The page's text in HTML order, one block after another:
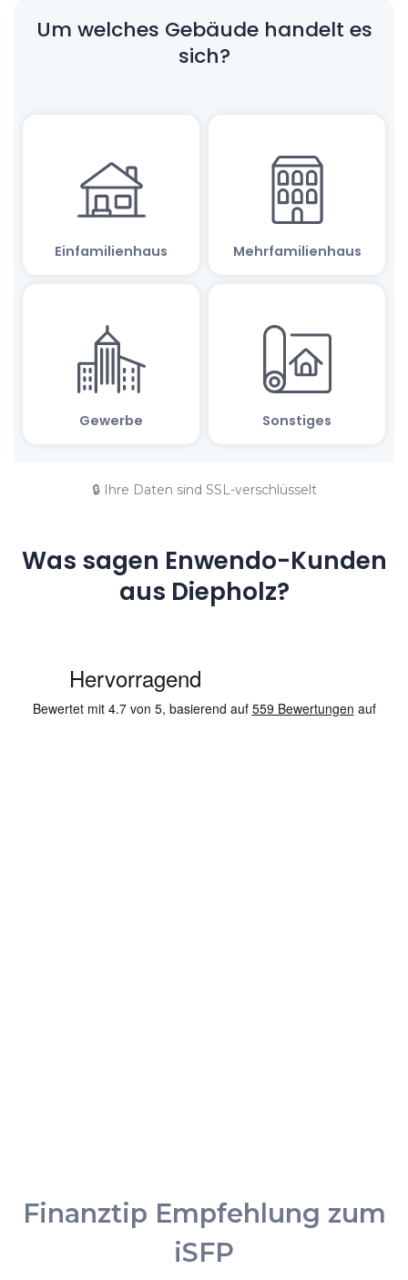
🔒 Ihre Daten sind SSL-verschlüsselt
Was sagen Enwendo-Kunden
aus Diepholz?
Finanztip Empfehlung zum
iSFP